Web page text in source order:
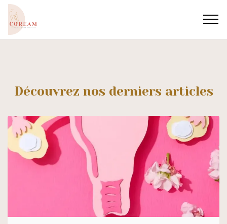
Découvrez nos derniers articles